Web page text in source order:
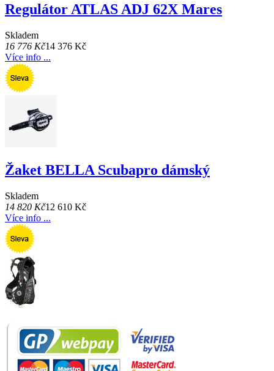
Regulátor ATLAS ADJ 62X Mares
Skladem
16 776 Kč14 376 Kč
Více info ...
Žaket BELLA Scubapro dámský
Skladem
14 820 Kč12 610 Kč
Více info ...